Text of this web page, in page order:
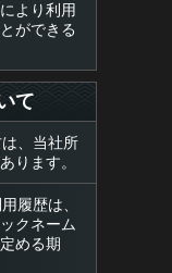
より利用
ができる
て
、当社所
ります。
履歴は、
クネーム
める期